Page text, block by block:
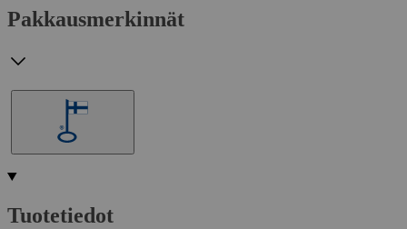
Pakkausmerkinnät
Tuotetiedot